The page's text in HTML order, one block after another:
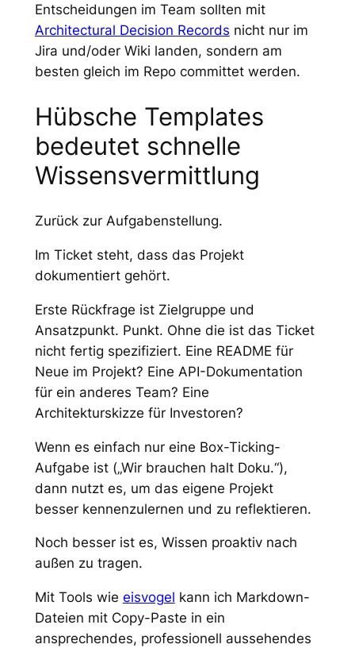
Entscheidungen im Team sollten mit
Architectural Decision Records nicht nur im
Jira und/oder Wiki landen, sondern am
besten gleich im Repo committet werden.
Hübsche Templates
bedeutet schnelle
Wissensvermittlung
Zurück zur Aufgabenstellung.
Im Ticket steht, dass das Projekt
dokumentiert gehört.
Erste Rückfrage ist Zielgruppe und
Ansatzpunkt. Punkt. Ohne die ist das Ticket
nicht fertig spezifiziert. Eine README für
Neue im Projekt? Eine API-Dokumentation
für ein anderes Team? Eine
Architekturskizze für Investoren?
Wenn es einfach nur eine Box-Ticking-
Aufgabe ist („Wir brauchen halt Doku.“),
dann nutzt es, um das eigene Projekt
besser kennenzulernen und zu reflektieren.
Noch besser ist es, Wissen proaktiv nach
außen zu tragen.
Mit Tools wie eisvogel kann ich Markdown-
Dateien mit Copy-Paste in ein
ansprechendes, professionell aussehendes